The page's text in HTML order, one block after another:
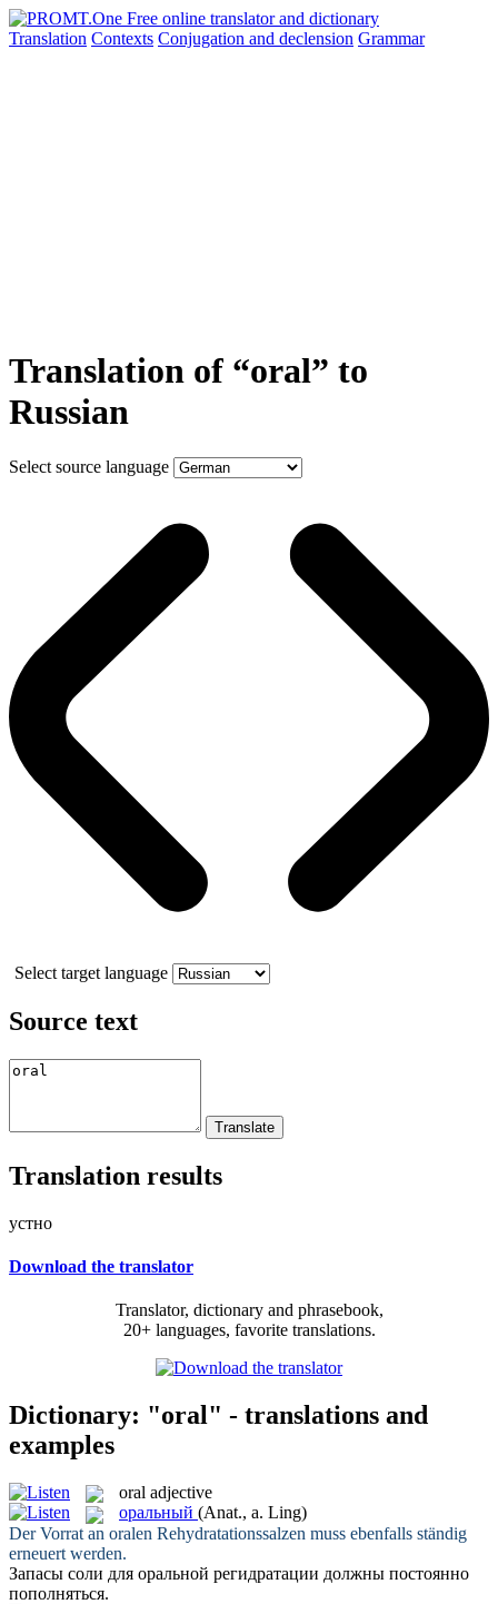
Translation Contexts Conjugation and declension Grammar
Translation of “oral” to
Russian
Select source language
Select target language
Source text
Translation results
устно
Download the translator
Translator, dictionary and phrasebook,
20+ languages, favorite translations.
Dictionary: "oral" - translations and
examples
oral adjective
оральный (Anat., a. Ling)
Der Vorrat an oralen Rehydratationssalzen muss ebenfalls ständig
erneuert werden.
Запасы соли для оральной регидратации должны постоянно
пополняться.